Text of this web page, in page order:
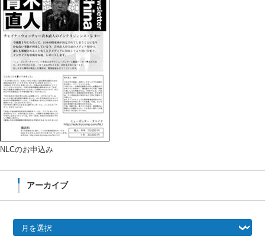
NLCのお申込み
アーカイブ
ア